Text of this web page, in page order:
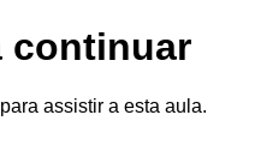
continuar
assistir a esta aula.